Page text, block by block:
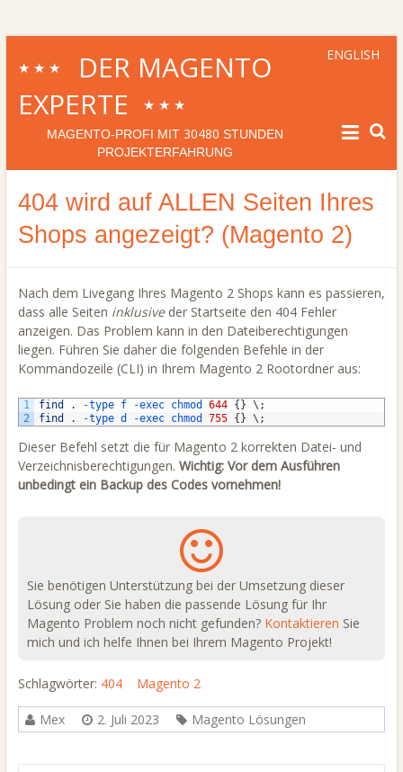
★★★
DER MAGENTO
EXPERTE
★★★
MAGENTO-PROFI MIT 30480 STUNDEN
PROJEKTERFAHRUNG
ENGLISH
404 wird auf ALLEN Seiten Ihres
Shops angezeigt? (Magento 2)
Nach dem Livegang Ihres Magento 2 Shops kann es passieren,
dass alle Seiten inklusiveder Startseite den 404 Fehler
anzeigen. Das Problem kann in den Dateiberechtigungen
liegen. Führen Sie daher die folgenden Befehle in der
Kommandozeile (CLI) in Ihrem Magento 2 Rootordner aus:
1
2
find . -type f -exec chmod 644 { } \ ;
find
. -type d -exec chmod 755 { } \ ;
Dieser Befehl setzt die für Magento 2 korrekten Datei- und
Verzeichnisberechtigungen. Wichtig: Vor dem Ausführen
unbedingt ein Backup des Codes vornehmen!
Sie benötigen Unterstützung bei der Umsetzung dieser
Lösung oder Sie haben die passende Lösung für Ihr
Magento Problem noch nicht gefunden? Kontaktieren Sie
mich und ich helfe Ihnen bei Ihrem Magento Projekt!
Schlagwörter: 404 Magento 2
Mex 2. Juli 2023 Magento Lösungen